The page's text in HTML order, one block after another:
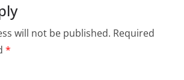
will not be published. Required
*